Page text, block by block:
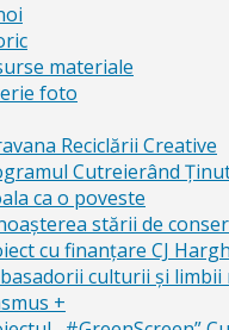
materiale
foto
Reciclării Creative
Cutreierând
ca o poveste
stării de
cu finanţare CJ
culturii și limbii
+